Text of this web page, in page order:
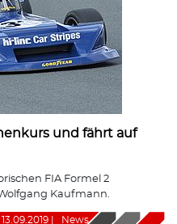
und fährt auf
FIA Formel 2
Kaufmann.
13.09.2019 News